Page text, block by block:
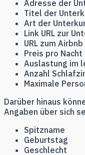
Adresse der
Titel der
Art der
Link URL zur
URL zum
Preis pro Nacht
Auslastung im
Anzahl
Maximale
Darüber hinaus
Angaben über sich
Spitzname
Geburtstag
Geschlecht